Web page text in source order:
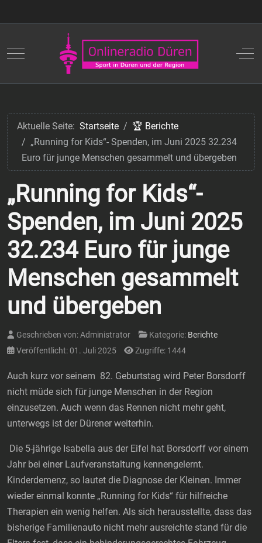
Mobile Menu Toggle Off-
Aktuelle Seite: Startseite
🏆 Berichte
„Running for Kids“- Spenden, im Juni 2025 32.234
Euro für junge Menschen gesammelt und übergeben
„Running for Kids“-
Spenden, im Juni 2025
32.234 Euro für junge
Menschen gesammelt
und übergeben
Geschrieben von:Administrator Kategorie: Berichte
Veröffentlicht: 01. Juli 2025
Zugriffe: 1444
Auch kurz vor seinem 82. Geburtstag wird Peter Borsdorff
nicht müde sich für junge Menschen in der Region
einzusetzen. Auch wenn das Rennen nicht mehr geht,
unterwegs ist der Dürener weiterhin.
Die 5-jährige Isabella aus der Eifel hat Borsdorff vor einem
Jahr bei einer Laufveranstaltung kennengelernt.
Kinderdemenz, so lautet die Diagnose der Kleinen. Immer
wieder einmal konnte „Running for Kids“ für hilfreiche
Therapien ein wenig helfen. Als sich herausstellte, dass das
bisherige Familienauto nicht mehr ausreichte stand für die